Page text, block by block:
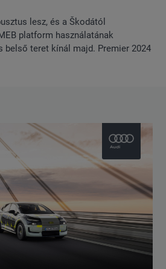
lesz, és a Škodától
platform használatának
belső teret kínál majd. Premier 2024